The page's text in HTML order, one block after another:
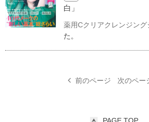
白」
薬用Cクリアクレンジング
た。
前のページ 次のペー
PAGE TOP